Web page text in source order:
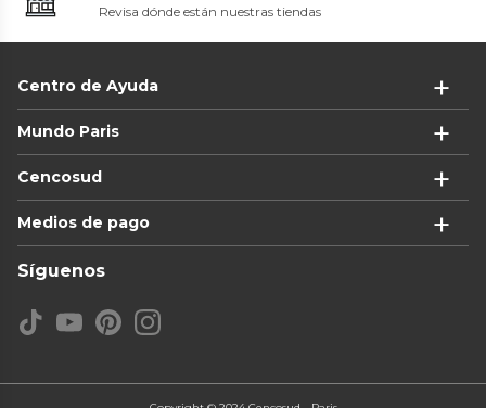
Revisa dónde están nuestras tiendas
Centro de Ayuda
Mundo Paris
Cencosud
Medios de pago
Síguenos